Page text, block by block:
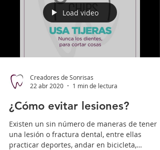
Load video
Creadores de Sonrisas
22 abr 2020
1 min de lectura
¿Cómo evitar lesiones?
Existen un sin número de maneras de tener
una lesión o fractura dental, entre ellas
practicar deportes, andar en bicicleta,